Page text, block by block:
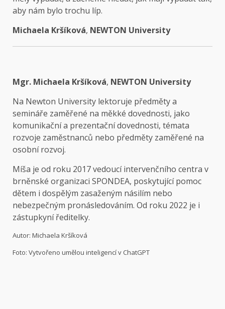
aby nám bylo trochu líp.
Michaela Kršíková, NEWTON University
Mgr. Michaela Kršíková, NEWTON University
Na Newton University lektoruje předměty a
semináře zaměřené na měkké dovednosti, jako
komunikační a prezentační dovednosti, témata
rozvoje zaměstnanců nebo předměty zaměřené na
osobní rozvoj.
Míša je od roku 2017 vedoucí intervenčního centra v
brněnské organizaci SPONDEA, poskytující pomoc
dětem i dospělým zasaženým násilím nebo
nebezpečným pronásledováním. Od roku 2022 je i
zástupkyní ředitelky.
Autor: Michaela Kršíková
Foto: Vytvořeno umělou inteligencí v ChatGPT